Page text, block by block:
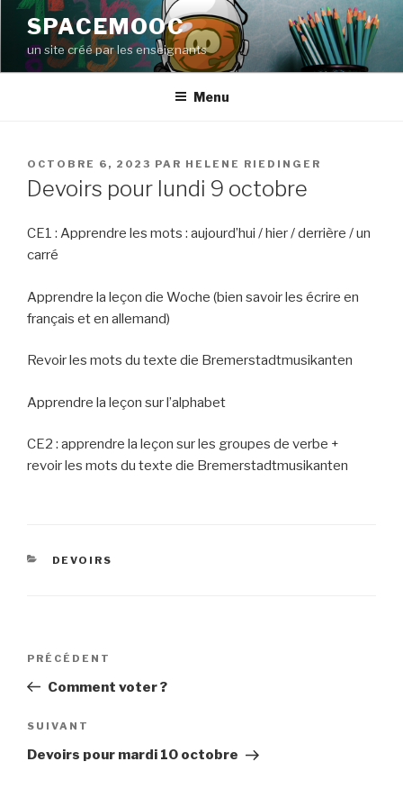
Aller
contenu
principal
SPACEMOOC
un site créé par les enseignants
Menu
PUBLIÉ
LE
OCTOBRE 6, 2023 PAR HELENE RIEDINGER
Devoirs pour lundi 9 octobre
CE1 : Apprendre les mots : aujourd’hui / hier / derrière / un
carré
Apprendre la leçon die Woche (bien savoir les écrire en
français et en allemand)
Revoir les mots du texte die Bremerstadtmusikanten
Apprendre la leçon sur l’alphabet
CE2 : apprendre la leçon sur les groupes de verbe +
revoir les mots du texte die Bremerstadtmusikanten
CATÉGORIES
DEVOIRS
Navigation
l’article
Article
précédent
PRÉCÉDENT
Comment voter ?
Article
suivant
SUIVANT
Devoirs pour mardi 10 octobre